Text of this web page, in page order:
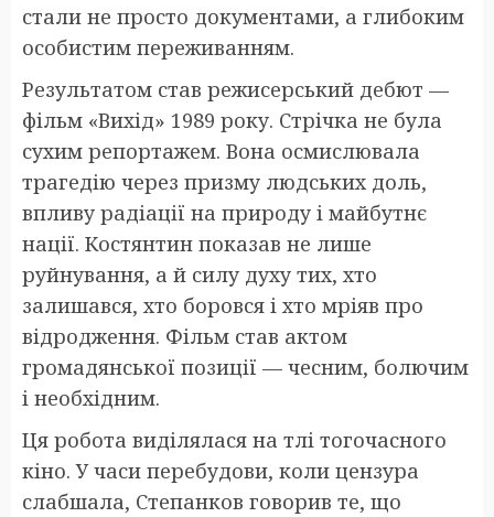
стали не просто документами, а глибоким
особистим переживанням.
Результатом став режисерський дебют —
фільм «Вихід» 1989 року. Стрічка не була
сухим репортажем. Вона осмислювала
трагедію через призму людських доль,
впливу радіації на природу і майбутнє
нації. Костянтин показав не лише
руйнування, а й силу духу тих, хто
залишався, хто боровся і хто мріяв про
відродження. Фільм став актом
громадянської позиції — чесним, болючим
і необхідним.
Ця робота виділялася на тлі тогочасного
кіно. У часи перебудови, коли цензура
слабшала, Степанков говорив те, що